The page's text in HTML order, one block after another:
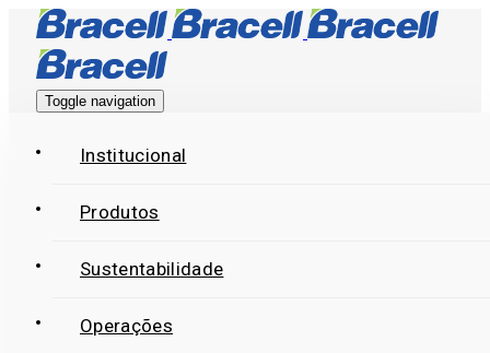
Skip
links
Skip
primary
Skip
Toggle navigation
Institucional
Produtos
Sustentabilidade
Operações